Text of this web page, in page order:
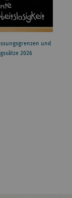
und
2026